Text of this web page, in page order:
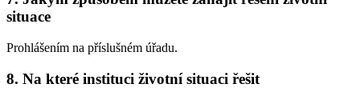
situace
Prohlášením na příslušném úřadu.
8. Na které instituci životní situaci řešit